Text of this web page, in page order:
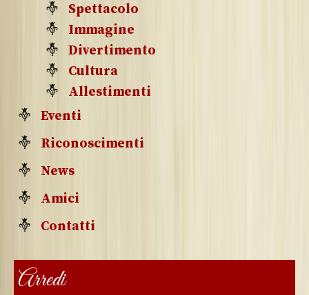
Spettacolo
Immagine
Divertimento
Cultura
Allestimenti
Eventi
Riconoscimenti
News
Amici
Contatti
Arredi